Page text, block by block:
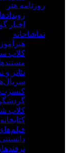
روزنامه هنر
اخبار
تماشاخانه
هنرآموز
کلاب
تئاتر و
کنسرت
کلاب